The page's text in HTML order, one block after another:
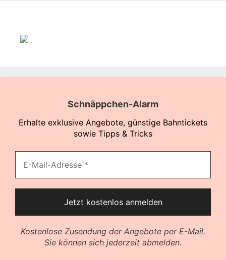
Schnäppchen-Alarm
Erhalte exklusive Angebote, günstige Bahntickets
sowie Tipps & Tricks
Kostenlose Zusendung der Angebote per E-Mail.
Sie können sich jederzeit abmelden.